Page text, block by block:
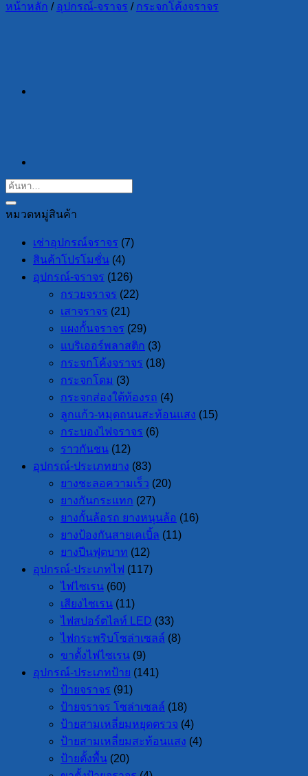
หน้าหลัก / อุปกรณ์-จราจร / กระจกโค้งจราจร
หมวดหมู่สินค้า
เช่าอุปกรณ์จราจร (7)
สินค้าโปรโมชั่น (4)
อุปกรณ์-จราจร (126)
กรวยจราจร (22)
เสาจราจร (21)
แผงกั้นจราจร (29)
แบริเออร์พลาสติก (3)
กระจกโค้งจราจร (18)
กระจกโดม (3)
กระจกส่องใต้ท้องรถ (4)
ลูกแก้ว-หมุดถนนสะท้อนแสง (15)
กระบองไฟจราจร (6)
ราวกันชน (12)
อุปกรณ์-ประเภทยาง (83)
ยางชะลอความเร็ว (20)
ยางกันกระแทก (27)
ยางกั้นล้อรถ ยางหนุนล้อ (16)
ยางป้องกันสายเคเบิ้ล (11)
ยางปีนฟุตบาท (12)
อุปกรณ์-ประเภทไฟ (117)
ไฟไซเรน (60)
เสียงไซเรน (11)
ไฟสปอร์ตไลท์ LED (33)
ไฟกระพริบโซล่าเซลล์ (8)
ขาตั้งไฟไซเรน (9)
อุปกรณ์-ประเภทป้าย (141)
ป้ายจราจร (91)
ป้ายจราจร โซล่าเซลล์ (18)
ป้ายสามเหลี่ยมหยุดตรวจ (4)
ป้ายสามเหลี่ยมสะท้อนแสง (4)
ป้ายตั้งพื้น (20)